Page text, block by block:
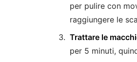
per pulire con
raggiungere le
Trattare le
per 5 minuti,